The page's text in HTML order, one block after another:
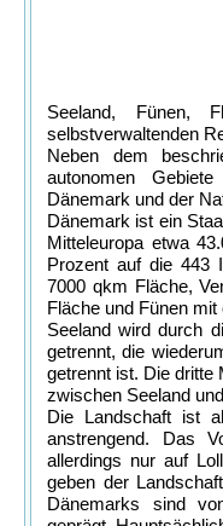
Seeland, Fünen,
selbstverwaltenden
Neben dem
autonomen
Dänemark und der
Dänemark ist ein
Mitteleuropa etwa
Prozent auf die 443
7000 qkm Fläche,
Fläche und Fünen
Seeland wird durch
getrennt, die
getrennt ist. Die dritte
zwischen Seeland
Die Landschaft ist
anstrengend. Das
allerdings nur auf
geben der
Dänemarks sind